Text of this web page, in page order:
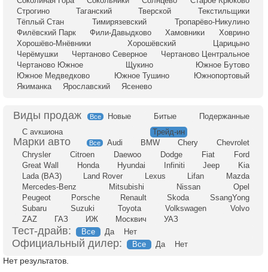
Строгино
Таганский Тверской
Текстильщики
Тёплый Стан
Тимирязевский
Тропарёво-Никулино
Филёвский Парк
Фили-Давыдково Хамовники
Ховрино
Хорошёво-Мнёвники
Хорошёвский
Царицыно
Черёмушки
Чертаново Северное
Чертаново Центральное
Чертаново Южное
Щукино
Южное Бутово
Южное Медведково
Южное Тушино
Южнопортовый
Якиманка
Ярославский Ясенево
Все Новые Битые
Подержанные
С аукциона
Трейд-ин
Все Audi BMW Chery
Chevrolet
Chrysler
Citroen Daewoo Dodge Fiat
Ford
Great Wall
Honda Hyundai Infiniti Jeep
Kia
Lada (ВАЗ)
Land Rover Lexus Lifan
Mazda
Mercedes-Benz
Mitsubishi Nissan
Opel
Peugeot
Porsche Renault Skoda
SsangYong
Subaru
Suzuki Toyota Volkswagen
Volvo
ZAZ
ГАЗ ИЖ Москвич УАЗ
Тест-драйв: Все Да Нет
Официальный дилер: Все Да Нет
Нет результатов.